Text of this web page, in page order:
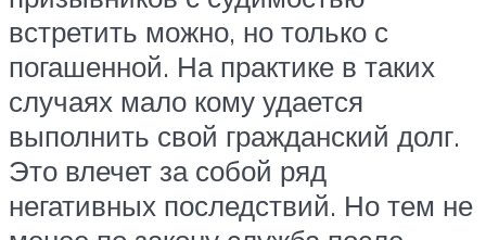
встретить можно, но только с
погашенной. На практике в таких
случаях мало кому удается
выполнить свой гражданский долг.
Это влечет за собой ряд
негативных последствий. Но тем не